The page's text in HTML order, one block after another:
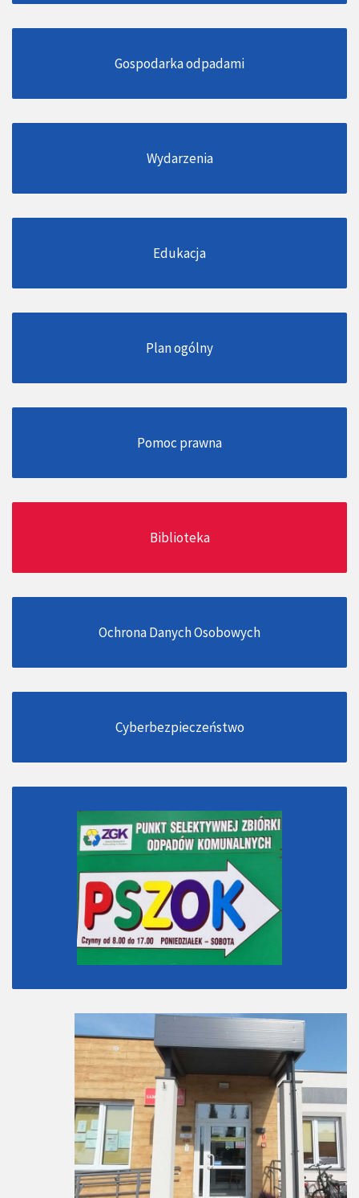
Gospodarka odpadami
Wydarzenia
Edukacja
Plan ogólny
Pomoc prawna
Biblioteka
Ochrona Danych Osobowych
Cyberbezpieczeństwo